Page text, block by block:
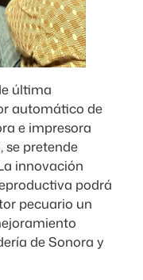
última
automático de
e impresora
se pretende
innovación
podrá
pecuario un
de Sonora y